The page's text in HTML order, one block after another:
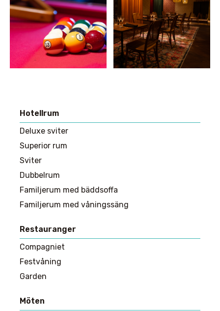
Huvudmeny
Hotellrum
Deluxe sviter
Superior rum
Sviter
Dubbelrum
Familjerum med bäddsoffa
Familjerum med våningssäng
Restauranger
Compagniet
Festvåning
Garden
Möten